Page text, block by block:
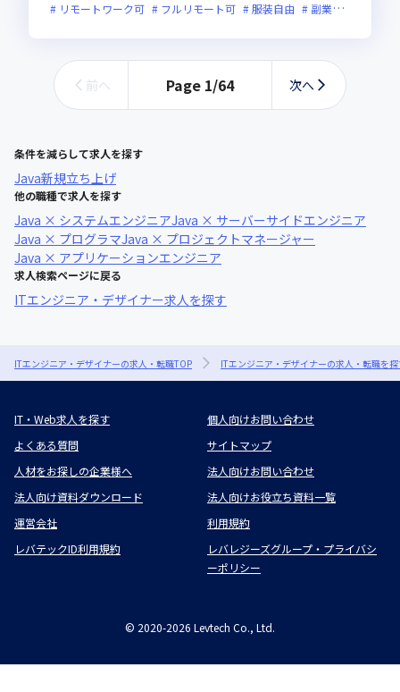
リモートワーク可
フルリモート可 服装自由 副業可
前へ Page 1/64 次へ
条件を減らして求人を探す
Java新規立ち上げ
他の職種で求人を探す
Java × システムエンジニアJava × サーバーサイドエンジニア
Java × プログラマJava × プロジェクトマネージャー
Java × アプリケーションエンジニア
求人検索ページに戻る
ITエンジニア・デザイナー求人を探す
ITエンジニア・デザイナーの求人・転職TOP ITエンジニア・デザイナーの求人・転職を
IT・Web求人を探す
個人向けお問い合わせ
よくある質問
サイトマップ
人材をお探しの企業様へ
法人向けお問い合わせ
法人向け資料ダウンロード
法人向けお役立ち資料一覧
運営会社
利用規約
レバテックID利用規約
レバレジーズグループ・プライバシ
ーポリシー
© 2020-2026 Levtech Co., Ltd.